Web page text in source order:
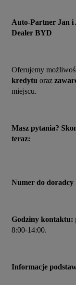
Auto-Partner Jan
Dealer BYD
Oferujemy
kredytu oraz
miejscu.
Masz pytania?
teraz:
Numer do doradcy
Godziny kontaktu:
8:00-14:00.
Informacje